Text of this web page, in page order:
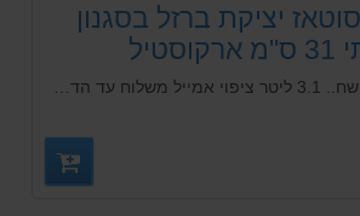
יציקת ברזל בסגנון
המחיר באילת 277 שח.. 3.1 ליטר ציפוי אמייל משלוח עד הדלת מגיע באריזת מתנה מהודרת